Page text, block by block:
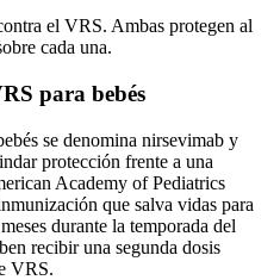
el VRS. Ambas protegen al
cada una.
para bebés
se denomina nirsevimab y
protección frente a una
Academy of Pediatrics
que salva vidas para
durante la temporada del
recibir una segunda dosis
VRS.